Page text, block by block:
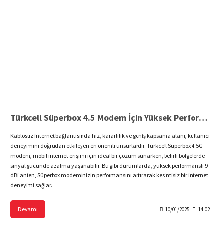
Türkcell Süperbox 4.5 Modem İçin Yüksek Performanslı 9 dBi Anten
Kablosuz internet bağlantısında hız, kararlılık ve geniş kapsama alanı, kullanıcı
deneyimini doğrudan etkileyen en önemli unsurlardır. Türkcell Süperbox 4.5G
modem, mobil internet erişimi için ideal bir çözüm sunarken, belirli bölgelerde
sinyal gücünde azalma yaşanabilir. Bu gibi durumlarda, yüksek performanslı 9
dBi anten, Süperbox modeminizin performansını artırarak kesintisiz bir internet
deneyimi sağlar.
Devamı 10/01/2025 14:02